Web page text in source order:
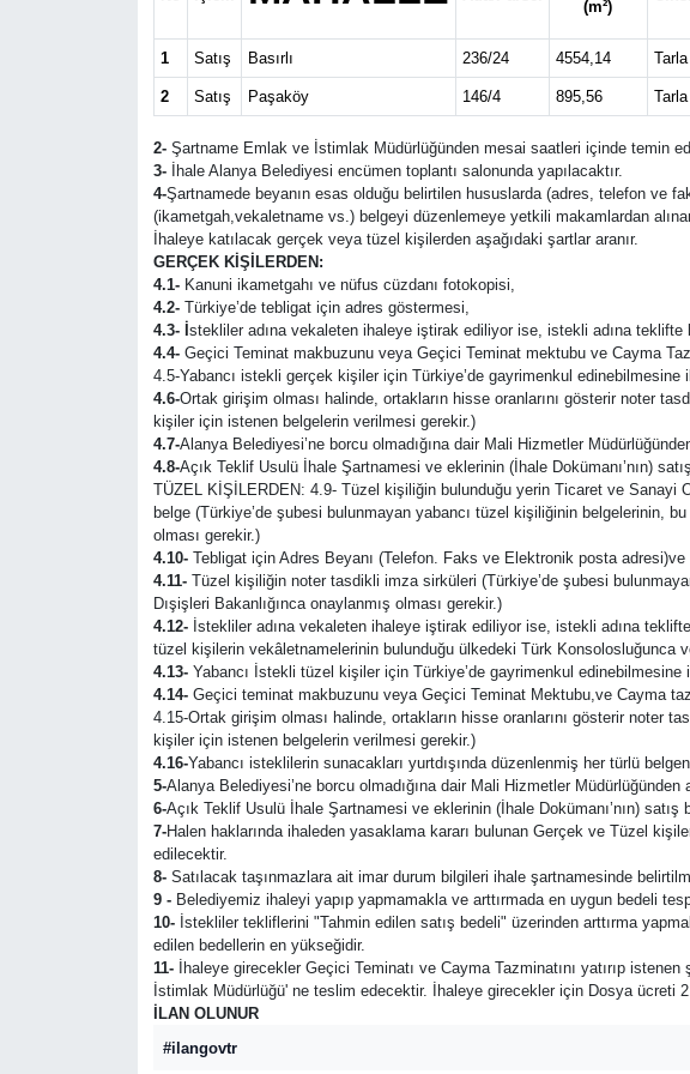
(m²)
1 Satış Basırlı 236/24 4554,14 Tarla
2 Satış Paşaköy 146/4 895,56 Tarla
2-Şartname Emlak ve İstimlak Müdürlüğünden mesai saatleri içinde temin
3-İhale Alanya Belediyesi encümen toplantı salonunda yapılacaktır.
4-Şartnamede beyanın esas olduğu belirtilen hususlarda (adres, telefon ve
(ikametgah,vekaletname vs.) belgeyi düzenlemeye yetkili makamlardan
İhaleye katılacak gerçek veya tüzel kişilerden aşağıdaki şartlar aranır.
GERÇEK KİŞİLERDEN:
4.1-Kanuni ikametgahı ve nüfus cüzdanı fotokopisi,
4.2- Türkiye’de tebligat için adres göstermesi,
4.3- İ stekliler adına vekaleten ihaleye iştirak ediliyor ise, istekli adına
4.4-Geçici Teminat makbuzunu veya Geçici Teminat mektubu ve Cayma
4.5-Yabancı istekli gerçek kişiler için Türkiye’de gayrimenkul edinebilmesine
4.6-Ortak girişim olması halinde, ortakların hisse oranlarını gösterir noter
kişiler için istenen belgelerin verilmesi gerekir.)
4.7-Alanya Belediyesi’ne borcu olmadığına dair Mali Hizmetler
4.8-Açık Teklif Usulü İhale Şartnamesi ve eklerinin (İhale Dokümanı’nın)
TÜZEL KİŞİLERDEN: 4.9- Tüzel kişiliğin bulunduğu yerin Ticaret ve Sanayi
belge (Türkiye’de şubesi bulunmayan yabancı tüzel kişiliğinin belgelerinin,
olması gerekir.)
4.10-Tebligat için Adres Beyanı (Telefon. Faks ve Elektronik posta
4.11-Tüzel kişiliğin noter tasdikli imza sirküleri (Türkiye’de şubesi
Dışişleri Bakanlığınca onaylanmış olması gerekir.)
4.12-İstekliler adına vekaleten ihaleye iştirak ediliyor ise, istekli adına
tüzel kişilerin vekâletnamelerinin bulunduğu ülkedeki Türk Konsolosluğunca
4.13- Yabancı İstekli tüzel kişiler için Türkiye’de gayrimenkul
4.14-Geçici teminat makbuzunu veya Geçici Teminat Mektubu,ve Cayma
4.15-Ortak girişim olması halinde, ortakların hisse oranlarını gösterir
kişiler için istenen belgelerin verilmesi gerekir.)
4.16-Yabancı isteklilerin sunacakları yurtdışında düzenlenmiş her türlü
5-Alanya Belediyesi’ne borcu olmadığına dair Mali Hizmetler Müdürlüğünden
6-Açık Teklif Usulü İhale Şartnamesi ve eklerinin (İhale Dokümanı’nın)
7-Halen haklarında ihaleden yasaklama kararı bulunan Gerçek ve Tüzel
edilecektir.
8-Satılacak taşınmazlara ait imar durum bilgileri ihale şartnamesinde
9 -Belediyemiz ihaleyi yapıp yapmamakla ve arttırmada en uygun bedeli
10-İstekliler tekliflerini "Tahmin edilen satış bedeli" üzerinden arttırma
edilen bedellerin en yükseğidir.
11-İhaleye girecekler Geçici Teminatı ve Cayma Tazminatını yatırıp
İstimlak Müdürlüğü' ne teslim edecektir. İhaleye girecekler için Dosya ücreti
İLAN OLUNUR
#ilangovtr
Kültür & Sanat
Resmi İlan
Sağlık & Yaşam